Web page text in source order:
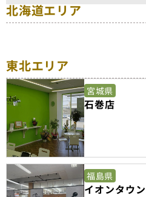
北海道エリア
東北エリア
宮城県
石巻店
福島県
イオンタウ